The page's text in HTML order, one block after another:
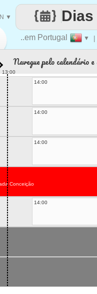
..em Portugal ▼
▼
Navegue pelo calendário
13:00
14:00
14:00
14:00
Conceição
14:00